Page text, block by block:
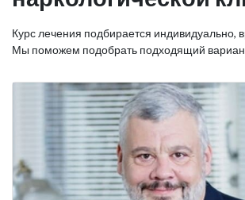
Курс лечения подбирается индивидуально,
Мы поможем подобрать подходящий